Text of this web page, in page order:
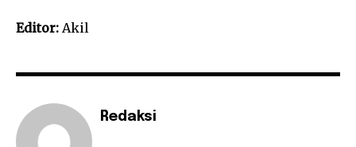
Editor: Akil
Redaksi